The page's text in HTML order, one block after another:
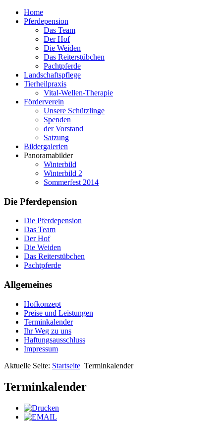
Home
Pferdepension
Das Team
Der Hof
Die Weiden
Das Reiterstübchen
Pachtpferde
Landschaftspflege
Tierheilpraxis
Vital-Wellen-Therapie
Förderverein
Unsere Schützlinge
Spenden
der Vorstand
Satzung
Bildergalerien
Panoramabilder
Winterbild
Winterbild 2
Sommerfest 2014
Die Pferdepension
Die Pferdepension
Das Team
Der Hof
Die Weiden
Das Reiterstübchen
Pachtpferde
Allgemeines
Hofkonzept
Preise und Leistungen
Terminkalender
Ihr Weg zu uns
Haftungsausschluss
Impressum
Aktuelle Seite: Startseite Terminkalender
Terminkalender